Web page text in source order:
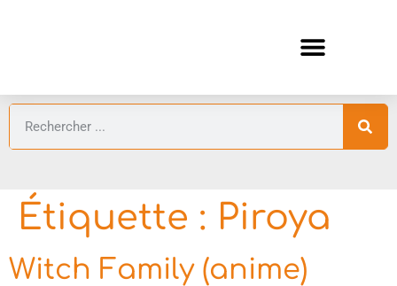
Étiquette : Piroya
Witch Family (anime)